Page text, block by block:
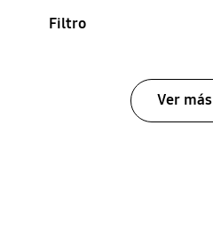
Filtro
Ver más